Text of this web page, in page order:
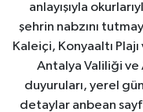
anlayışıyla
şehrin nabzını
Kaleiçi, Konyaaltı
Antalya Valiliği ve
duyuruları, yerel
detaylar anbean